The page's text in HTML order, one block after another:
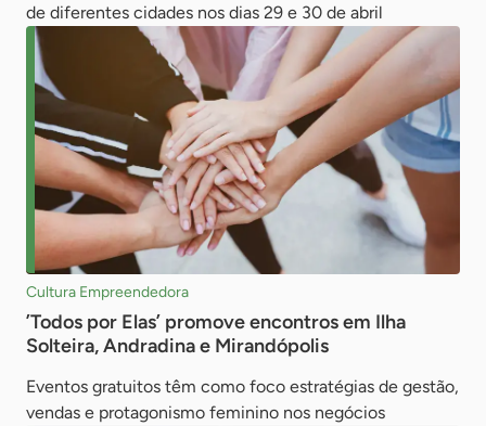
de diferentes cidades nos dias 29 e 30 de abril
Cultura Empreendedora
’Todos por Elas’ promove encontros em Ilha
Solteira, Andradina e Mirandópolis
Eventos gratuitos têm como foco estratégias de gestão,
vendas e protagonismo feminino nos negócios